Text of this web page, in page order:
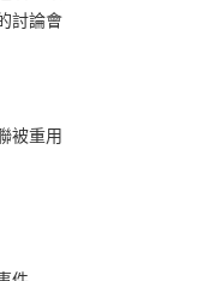
討論會
被重用